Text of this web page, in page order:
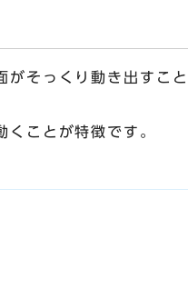
そっくり動き出すこ
ことが特徴です。